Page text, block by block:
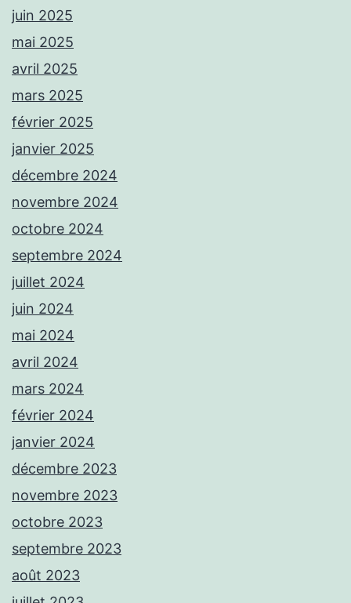
juin 2025
mai 2025
avril 2025
mars 2025
février 2025
janvier 2025
décembre 2024
novembre 2024
octobre 2024
septembre 2024
juillet 2024
juin 2024
mai 2024
avril 2024
mars 2024
février 2024
janvier 2024
décembre 2023
novembre 2023
octobre 2023
septembre 2023
août 2023